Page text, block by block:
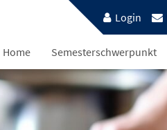
Login
Home Semesterschwerpunkt